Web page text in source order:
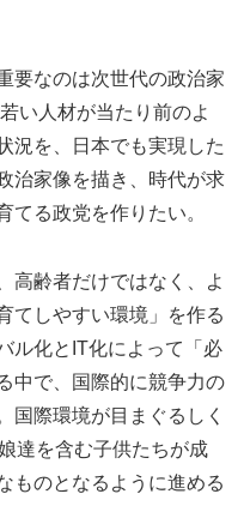
要なのは次世代の政治家
い人材が当たり前のよ
況を、日本でも実現した
治家像を描き、時代が求
てる政党を作りたい。
高齢者だけではなく、よ
てしやすい環境」を作る
ル化とIT化によって「必
中で、国際的に競争力の
国際環境が目まぐるしく
達を含む子供たちが成
ものとなるように進める